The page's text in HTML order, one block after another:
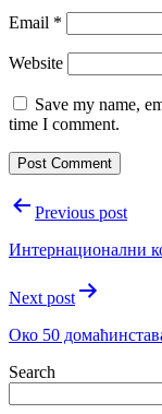
Email *
Website
Save my name,
time I comment.
PostPrevious post
Интернационални
Next post
Око 50
Search